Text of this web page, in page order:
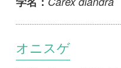
アゼナルコ